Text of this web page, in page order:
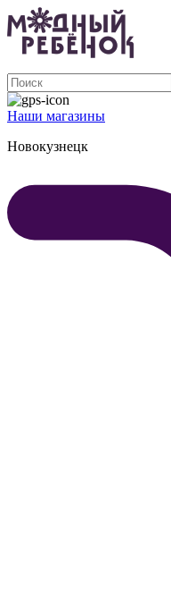
Наши магазины
Новокузнецк